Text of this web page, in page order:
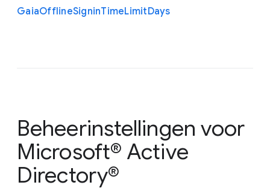
GaiaOfflineSigninTimeLimitDays
Beheerinstellingen voor
Microsoft® Active
Directory®